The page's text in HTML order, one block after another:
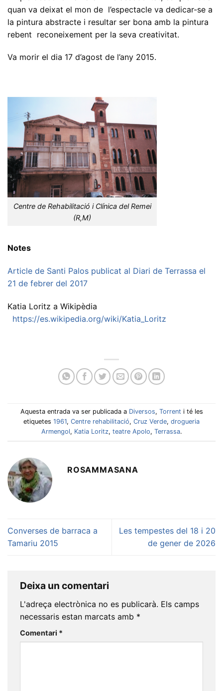
quan va deixat el mon de l’espectacle va dedicar-se a
la pintura abstracte i resultar ser bona amb la pintura
rebent reconeixement per la seva creativitat.
Va morir el dia 17 d’agost de l’any 2015.
Centre de Rehabilitació i Clínica del Remei
(R,M)
Notes
Article de Santi Palos publicat al Diari de Terrassa el
21 de febrer del 2017
Katia Loritz a Wikipèdia
https://es.wikipedia.org/wiki/Katia_Loritz
Aquesta entrada va ser publicada a Diversos, Torrent i té les
etiquetes 1961, Centre rehabilitació, Cruz Verde, drogueria
Armengol, Katia Loritz, teatre Apolo, Terrassa.
ROSAMMASANA
Converses de barraca a
Tamariu 2015
Les tempestes del 18 i 20
de gener de 2026
Deixa un comentari
L'adreça electrònica no es publicarà. Els camps
necessaris estan marcats amb *
Comentari *